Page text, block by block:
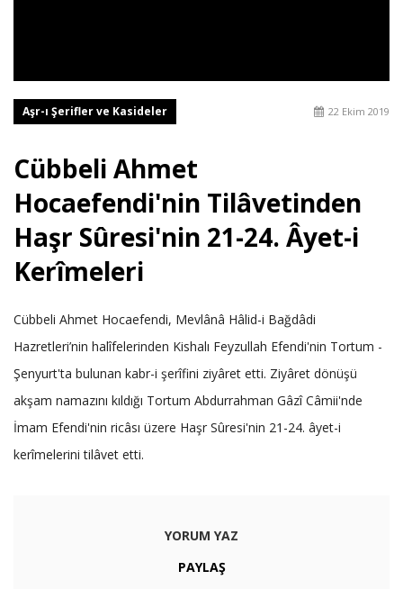
Aşr-ı Şerifler ve Kasideler 22 Ekim 2019
Cübbeli Ahmet
Hocaefendi'nin Tilâvetinden
Haşr Sûresi'nin 21-24. Âyet-i
Kerîmeleri
Cübbeli Ahmet Hocaefendi, Mevlânâ Hâlid-i Bağdâdi
Hazretleri’nin halîfelerinden Kishalı Feyzullah Efendi'nin Tortum -
Şenyurt'ta bulunan kabr-i şerîfini ziyâret etti. Ziyâret dönüşü
akşam namazını kıldığı Tortum Abdurrahman Gâzî Câmii'nde
İmam Efendi'nin ricâsı üzere Haşr Sûresi'nin 21-24. âyet-i
kerîmelerini tilâvet etti.
YORUM YAZ
PAYLAŞ